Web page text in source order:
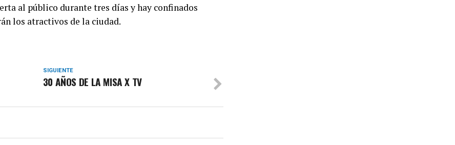
al público durante tres días y hay confinados
los atractivos de la ciudad.
SIGUIENTE
30 AÑOS DE LA MISA X TV